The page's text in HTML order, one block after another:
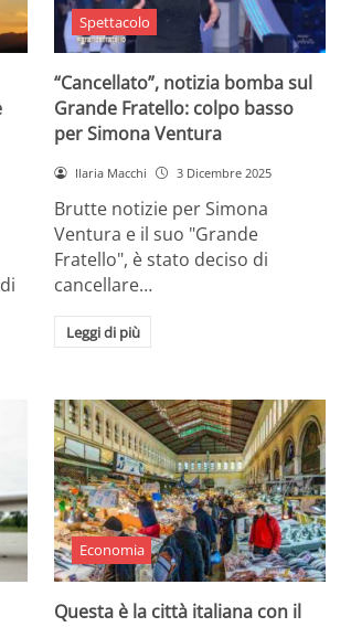
Spettacolo
“Cancellato”, notizia bomba sul
Grande Fratello: colpo basso
per Simona Ventura
Ilaria Macchi 3 Dicembre 2025
Brutte notizie per Simona
Ventura e il suo "Grande
Fratello", è stato deciso di
cancellare…
Leggi di più
Economia
Questa è la città italiana con il